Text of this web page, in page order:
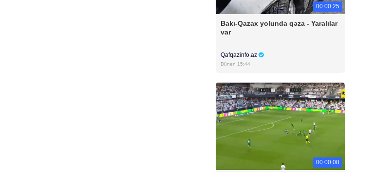
00:00:25
Bakı-Qazax yolunda qəza - Yaralılar
var
Qafqazinfo.az
Dünən 15:44
00:00:08